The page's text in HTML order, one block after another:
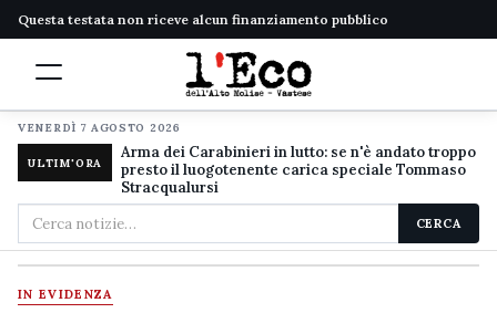
Questa testata non riceve alcun finanziamento pubblico
VENERDÌ 7 AGOSTO 2026
ULTIM'ORA
Arma dei Carabinieri in lutto: se n'è andato troppo
presto il luogotenente carica speciale Tommaso
Stracqualursi
Cerca
nel
sito
CERCA
IN EVIDENZA